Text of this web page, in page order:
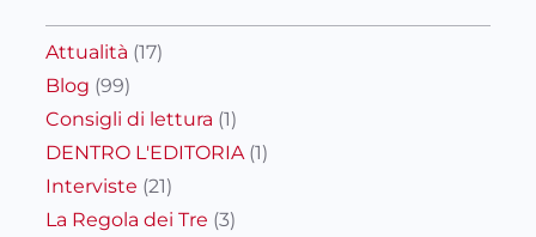
Attualità (17)
Blog (99)
Consigli di lettura (1)
DENTRO L'EDITORIA(1)
Interviste (21)
La Regola dei Tre (3)